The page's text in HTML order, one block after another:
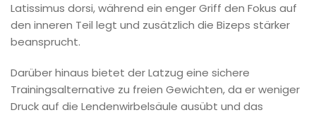
Latissimus dorsi, während ein enger Griff den Fokus auf
den inneren Teil legt und zusätzlich die Bizeps stärker
beansprucht.
Darüber hinaus bietet der Latzug eine sichere
Trainingsalternative zu freien Gewichten, da er weniger
Druck auf die Lendenwirbelsäule ausübt und das